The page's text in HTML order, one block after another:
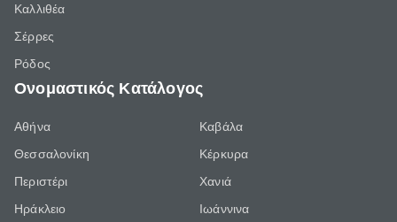
Καλλιθέα
Σέρρες
Ρόδος
Ονομαστικός Κατάλογος
Αθήνα
Θεσσαλονίκη
Περιστέρι
Ηράκλειο
Καβάλα
Κέρκυρα
Χανιά
Ιωάννινα